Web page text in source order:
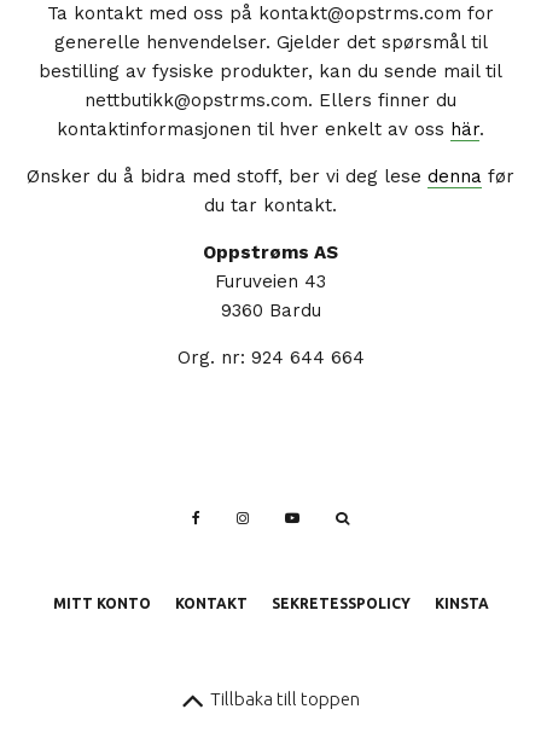
Ta kontakt med oss på kontakt@opstrms.com for
generelle henvendelser. Gjelder det spørsmål til
bestilling av fysiske produkter, kan du sende mail til
nettbutikk@opstrms.com. Ellers finner du
kontaktinformasjonen til hver enkelt av oss här.
Ønsker du å bidra med stoff, ber vi deg lese denna før
du tar kontakt.
Oppstrøms AS
Furuveien 43
9360 Bardu
Org. nr: 924 644 664
MITT KONTO KONTAKT SEKRETESSPOLICY KINSTA
Tillbaka till toppen